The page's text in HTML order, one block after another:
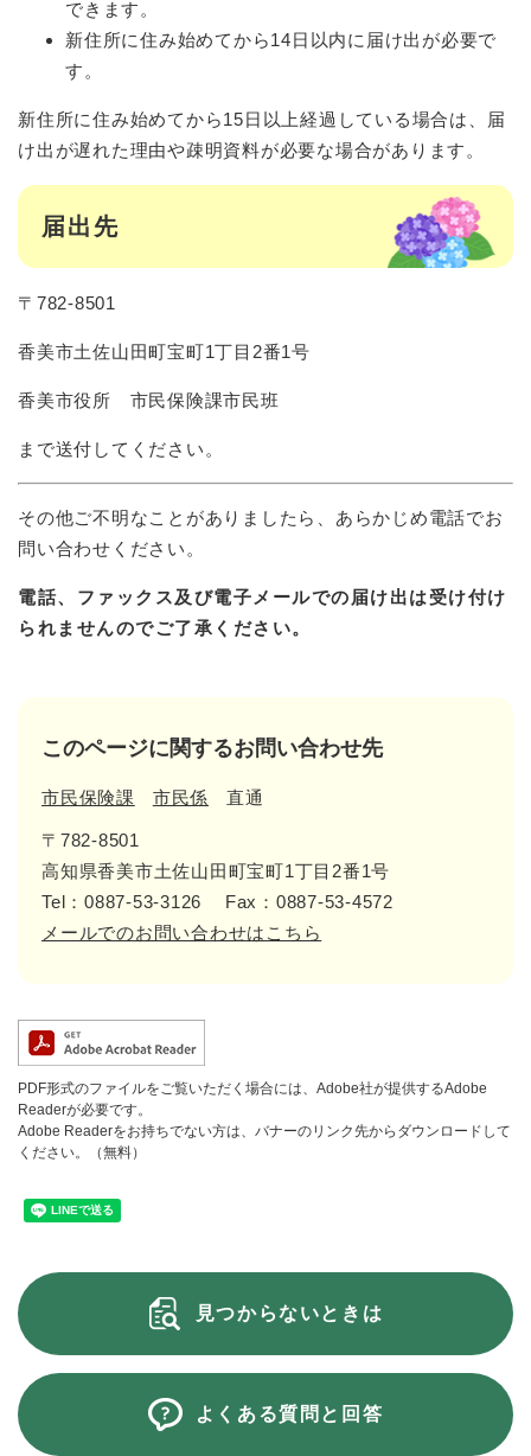
できます。
新住所に住み始めてから14日以内に届け出が必要で
す。
新住所に住み始めてから15日以上経過している場合は、届
け出が遅れた理由や疎明資料が必要な場合があります。
届出先
〒782-8501
香美市土佐山田町宝町1丁目2番1号
香美市役所 市民保険課市民班
まで送付してください。
その他ご不明なことがありましたら、あらかじめ電話でお
問い合わせください。
電話、ファックス及び電子メールでの届け出は受け付け
られませんのでご了承ください。
このページに関するお問い合わせ先
市民保険課 市民係 直通
〒782-8501
高知県香美市土佐山田町宝町1丁目2番1号
Tel：0887-53-3126
Fax：0887-53-4572
メールでのお問い合わせはこちら
PDF形式のファイルをご覧いただく場合には、Adobe社が提供するAdobe
Readerが必要です。
Adobe Readerをお持ちでない方は、バナーのリンク先からダウンロードして
ください。（無料）
見つからないときは
よくある質問と回答